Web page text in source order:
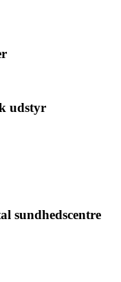
udstyr
sundhedscentre